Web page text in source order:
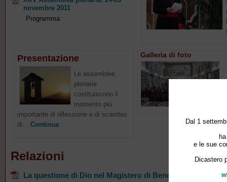
novembre 2011
Programma
Presentazione
Le assemblee
plenarie
costituiscono il
momento più
importante di riflessione e di scambio
di...Continua
Galleria di foto
Relazioni
La questione di Dio nel Magistero di Benedetto XVI
Dal 1
e le sue
Dicastero